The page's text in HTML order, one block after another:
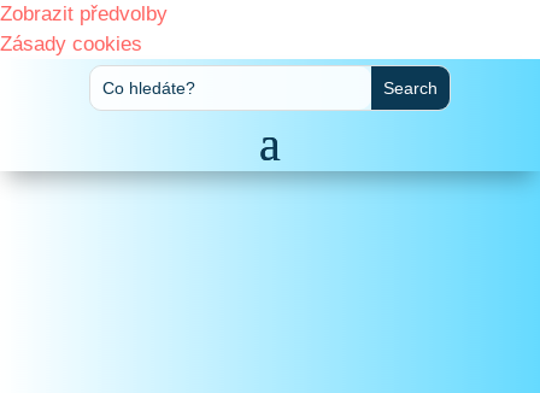
Zobrazit předvolby
Zásady cookies